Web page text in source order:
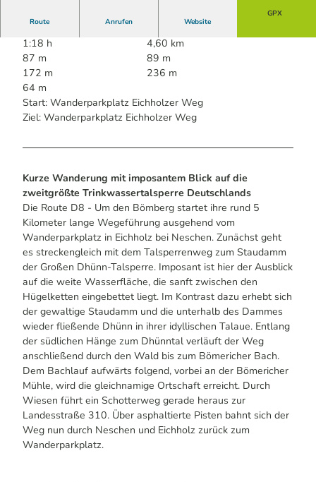
Route Anrufen Website
GPX
1:18 h
4,60 km
87 m
89 m
172 m
236 m
64 m
Start: Wanderparkplatz Eichholzer Weg
Ziel: Wanderparkplatz Eichholzer Weg
Kurze Wanderung mit imposantem Blick auf die
zweitgrößte Trinkwassertalsperre Deutschlands
Die Route D8 - Um den Bömberg startet ihre rund 5
Kilometer lange Wegeführung ausgehend vom
Wanderparkplatz in Eichholz bei Neschen. Zunächst geht
es streckengleich mit dem Talsperrenweg zum Staudamm
der Großen Dhünn-Talsperre. Imposant ist hier der Ausblick
auf die weite Wasserfläche, die sanft zwischen den
Hügelketten eingebettet liegt. Im Kontrast dazu erhebt sich
der gewaltige Staudamm und die unterhalb des Dammes
wieder fließende Dhünn in ihrer idyllischen Talaue. Entlang
der südlichen Hänge zum Dhünntal verläuft der Weg
anschließend durch den Wald bis zum Bömericher Bach.
Dem Bachlauf aufwärts folgend, vorbei an der Bömericher
Mühle, wird die gleichnamige Ortschaft erreicht. Durch
Wiesen führt ein Schotterweg gerade heraus zur
Landesstraße 310. Über asphaltierte Pisten bahnt sich der
Weg nun durch Neschen und Eichholz zurück zum
Wanderparkplatz.